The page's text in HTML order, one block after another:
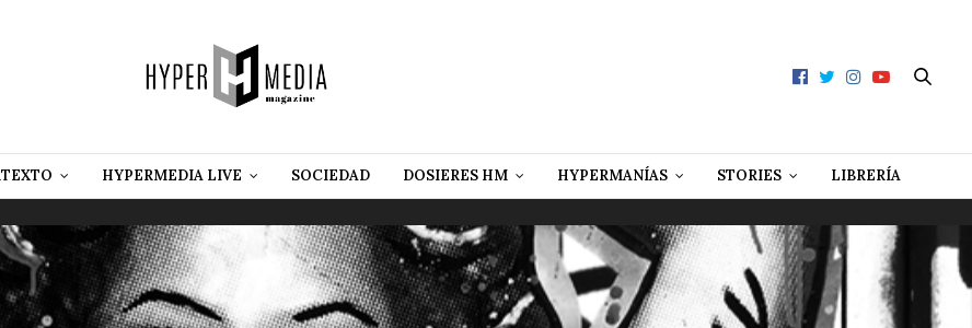
HYPERMEDIA LIVE SOCIEDAD DOSIERES HM HYPERMANÍAS STORIES LIBRERÍA